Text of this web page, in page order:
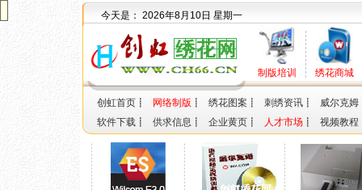
今天是： 2026年8月10日 星期一
制版培训 绣花商城
创虹首页 ┋ 网络制版 ┋ 绣花图案 ┋ 刺绣资讯 ┋ 威尔克姆
软件下载 ┋ 供求信息 ┋ 企业黄页 ┋ 人才市场 ┋ 视频教程